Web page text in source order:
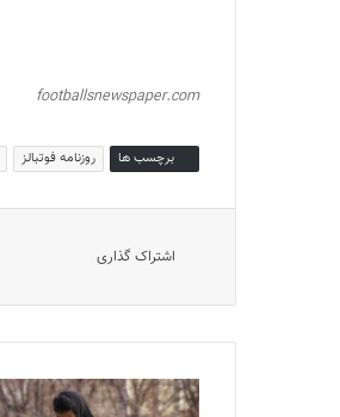
footballsnewspaper.com
برچسب ها روزنامه فوتبالز
اشتراک گذاری